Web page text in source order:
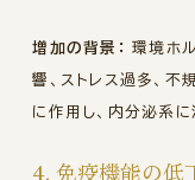
増加の背景： 環境ホ
響、ストレス過多、不
に作用し、内分泌系
4. 免疫機能の低